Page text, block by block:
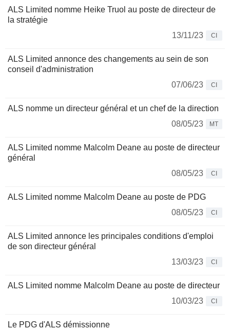
ALS Limited nomme Heike Truol au poste de directeur de
la stratégie
13/11/23
CI
ALS Limited annonce des changements au sein de son
conseil d'administration
07/06/23
CI
ALS nomme un directeur général et un chef de la direction
08/05/23
MT
ALS Limited nomme Malcolm Deane au poste de directeur
général
08/05/23
CI
ALS Limited nomme Malcolm Deane au poste de PDG
08/05/23
CI
ALS Limited annonce les principales conditions d'emploi
de son directeur général
13/03/23
CI
ALS Limited nomme Malcolm Deane au poste de directeur
10/03/23
CI
Le PDG d'ALS démissionne